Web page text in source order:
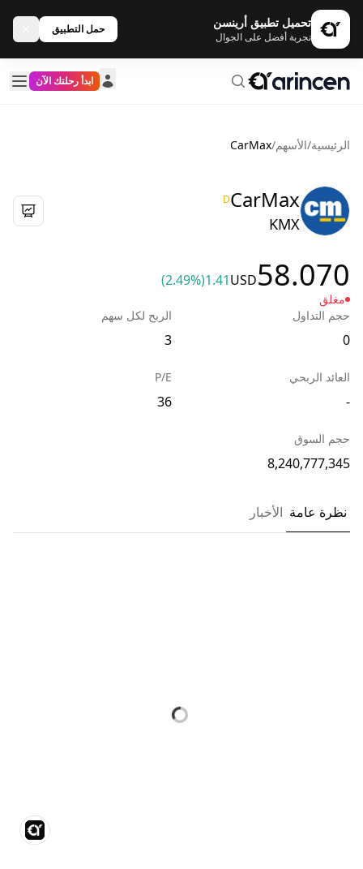
تحميل تطبيق أرينسن
تجربة أفضل على الجوال
حمل التطبيق
ابدأ رحلتك الآن
الرئيسية/الأسهم/
CarMax
CarMax
D
KMX
58.070
USD
1.41
(2.49%)
مغلق
حجم التداول
0
الربح لكل سهم
3
العائد الربحي
-
P/E
36
حجم السوق
8,240,777,345
نظرة عامة الأخبار